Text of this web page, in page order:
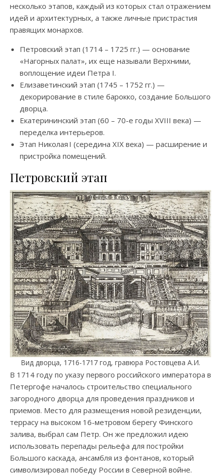
несколько этапов, каждый из которых стал отражением
идей и архитектурных, а также личные пристрастия
правящих монархов.
Петровский этап (1714 – 1725 гг.) — основание
«Нагорных палат», их еще называли Верхними,
воплощение идеи Петра I.
Елизаветинский этап (1745 – 1752 гг.) —
декорирование в стиле барокко, создание Большого
дворца.
Екатерининский этап (60 – 70-е годы XVIII века) —
переделка интерьеров.
Этап Николая I (середина XIX века) — расширение и
пристройка помещений.
Петровский этап
Вид дворца, 1716-1717 год, гравюра Ростовцева А.И.
В 1714 году по указу первого российского императора в
Петергофе началось строительство специального
загородного дворца для проведения праздников и
приемов. Место для размещения новой резиденции,
террасу на высоком 16-метровом берегу Финского
залива, выбрал сам Петр. Он же предложил идею
использовать перепады рельефа для постройки
Большого каскада, ансамбля из фонтанов, который
символизировал победу России в Северной войне.